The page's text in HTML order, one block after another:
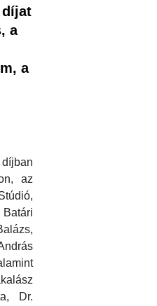
díjat
a
a
az
Batári
Dr.